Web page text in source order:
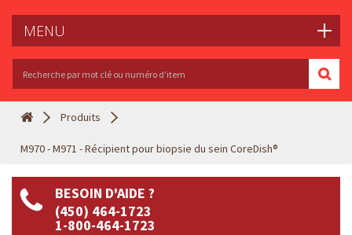
MENU
Produits
M970 - M971 - Récipient pour biopsie du sein CoreDish®
BESOIN D'AIDE ?
(450) 464-1723
1-800-464-1723